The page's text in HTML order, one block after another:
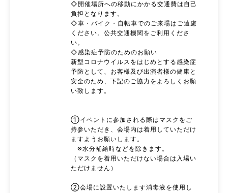
◇開催場所への移動にかかる交通費は自己
負担となります。
◇車・バイク・自転車でのご来場はご遠慮
ください。公共交通機関をご利用くださ
い。
◇感染症予防のためのお願い
新型コロナウイルスをはじめとする感染症
予防として、お客様及び出演者様の健康と
安全のため、下記のご協力をよろしくお願
い致します。
①イベントに参加される際はマスクをご
持参いただき、会場内は着用していただけ
ますようお願いします。
※水分補給時などを除きます。
（マスクを着用いただけない場合は入場い
ただけません）
②会場に設置いたします消毒液を使用し